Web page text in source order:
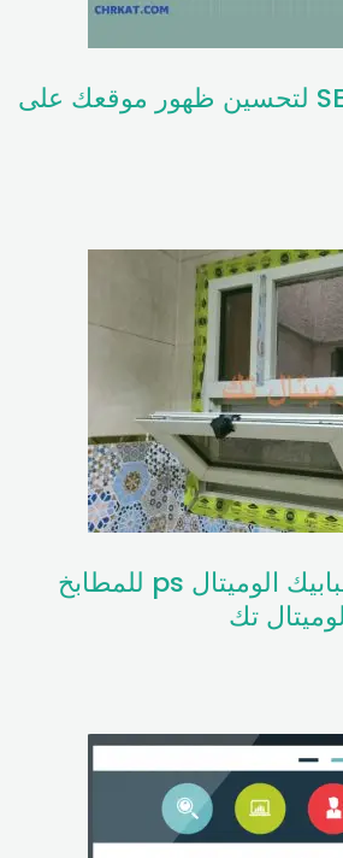
تقديم خدمات SEO لتحسين ظهور موقعك على
تصنيع وتركيب شبابيك الوميتال ps للمطابخ
تك